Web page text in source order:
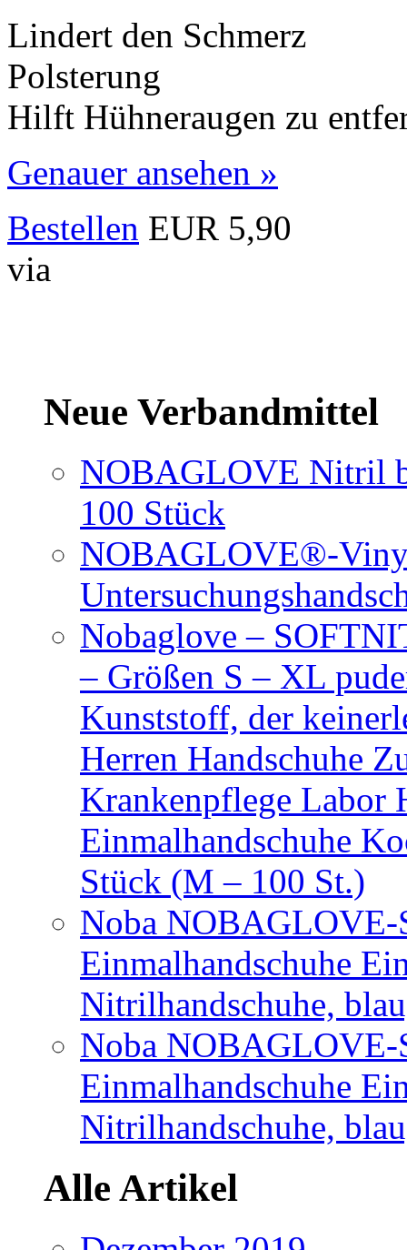
Lindert den Schmerz
Polsterung
Hilft Hühneraugen zu
Genauer ansehen »
Bestellen EUR 5,90
via
Neue Verbandmittel
NOBAGLOVE Nitril
100 Stück
NOBAGLOVE®-
Nobaglove –
– Größen S – XL
Kunststoff, der
Herren Handschuhe
Krankenpflege Labor
Einmalhandschuhe
Stück (M – 100 St.)
Noba
Einmalhandschuhe
Nitrilhandschuhe,
Noba
Einmalhandschuhe
Nitrilhandschuhe,
Alle Artikel